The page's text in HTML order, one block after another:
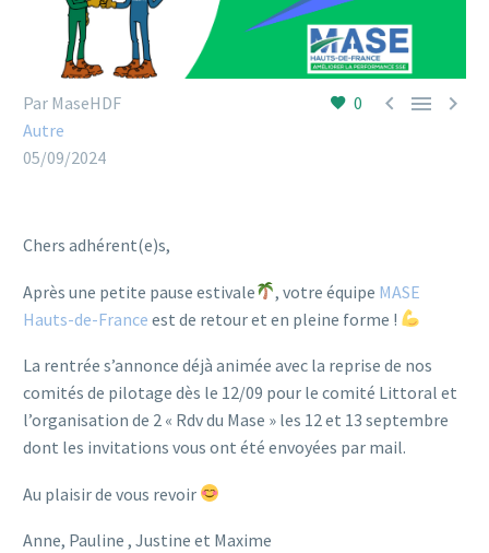
0   
Par MaseHDF
Autre
05/09/2024
Chers adhérent(e)s,
Après une petite pause estivale , votre équipe MASE
Hauts-de-France est de retour et en pleine forme !
La rentrée s’annonce déjà animée avec la reprise de nos
comités de pilotage dès le 12/09 pour le comité Littoral et
l’organisation de 2 « Rdv du Mase » les 12 et 13 septembre
dont les invitations vous ont été envoyées par mail.
Au plaisir de vous revoir
Anne, Pauline , Justine et Maxime